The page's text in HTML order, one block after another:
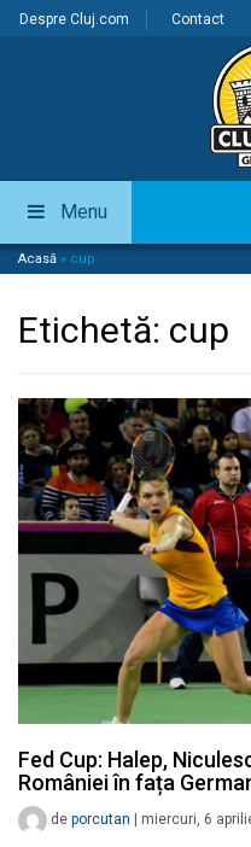
Despre Cluj.com Contact
Menu
Acasă » cup
Etichetă: cup
Fed Cup: Halep,
României în fața
de porcutan miercuri, 6